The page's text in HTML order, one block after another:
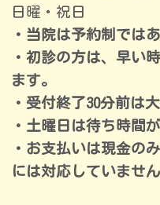
日曜・祝日
・当院は予約制では
・初診の方は、早い
ます。
・受付終了30分前は
・土曜日は待ち時間
・お支払いは現金の
には対応していません